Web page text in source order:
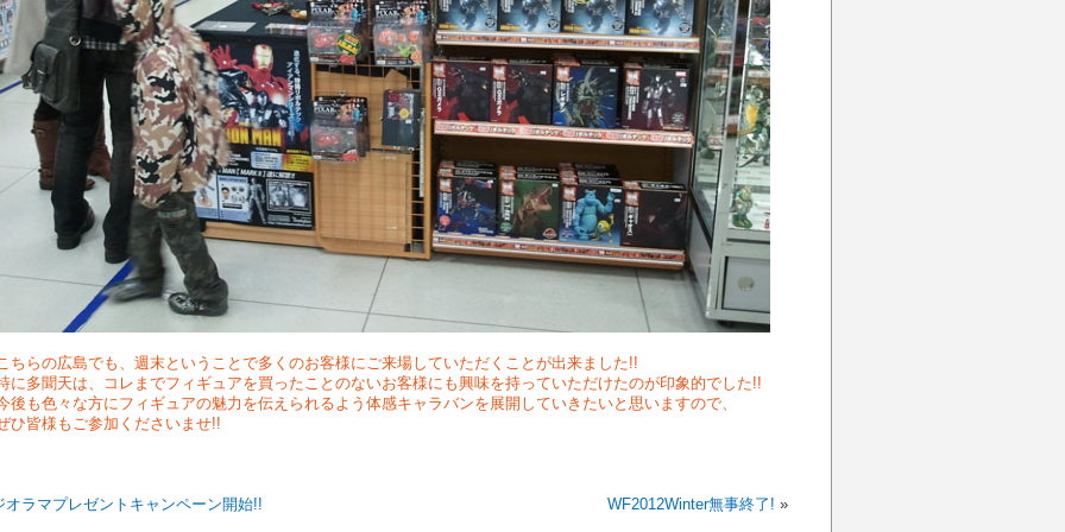
ちらの広島でも、週末ということで多くのお客様にご来場していただくことが出来ました!!
に多聞天は、コレまでフィギュアを買ったことのないお客様にも興味を持っていただけたのが印象的でした!!
後も色々な方にフィギュアの魅力を伝えられるよう体感キャラバンを展開していきたいと思いますので、
ひ皆様もご参加くださいませ!!
オラマプレゼントキャンペーン開始!! WF2012Winter無事終了! »